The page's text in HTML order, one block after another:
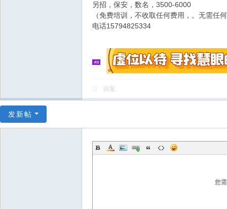
另招，保安，数名，3500-6000
（免费培训，不收取任何费用，。无需任
电话15794825334
回复
发新帖
您